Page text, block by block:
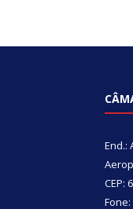
End.:
CEP:
Fone: